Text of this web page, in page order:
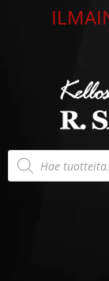
Products
search